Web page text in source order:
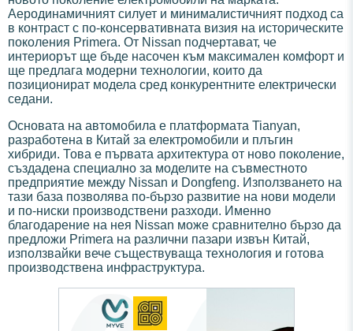
Аеродинамичният силует и минималистичният подход са
в контраст с по-консервативната визия на историческите
поколения Primera. От Nissan подчертават, че
интериорът ще бъде насочен към максимален комфорт и
ще предлага модерни технологии, които да
позиционират модела сред конкурентните електрически
седани.
Основата на автомобила е платформата Tianyan,
разработена в Китай за електромобили и плъгин
хибриди. Това е първата архитектура от ново поколение,
създадена специално за моделите на съвместното
предприятие между Nissan и Dongfeng. Използването на
тази база позволява по-бързо развитие на нови модели
и по-ниски производствени разходи. Именно
благодарение на нея Nissan може сравнително бързо да
предложи Primera на различни пазари извън Китай,
използвайки вече съществуваща технология и готова
производствена инфраструктура.